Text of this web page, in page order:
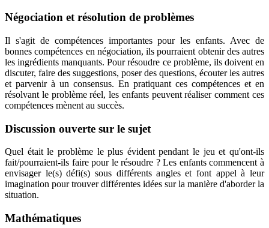
Négociation et résolution de problèmes
Il s'agit de compétences importantes pour les enfants. Avec de
bonnes compétences en négociation, ils pourraient obtenir des autres
les ingrédients manquants. Pour résoudre ce problème, ils doivent en
discuter, faire des suggestions, poser des questions, écouter les autres
et parvenir à un consensus. En pratiquant ces compétences et en
résolvant le problème réel, les enfants peuvent réaliser comment ces
compétences mènent au succès.
Discussion ouverte sur le sujet
Quel était le problème le plus évident pendant le jeu et qu'ont-ils
fait/pourraient-ils faire pour le résoudre ? Les enfants commencent à
envisager le(s) défi(s) sous différents angles et font appel à leur
imagination pour trouver différentes idées sur la manière d'aborder la
situation.
Mathématiques